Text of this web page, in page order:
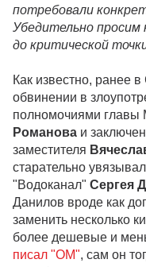
потребовали
Убедительно просим
до критической
Как известно,
обвинении в
полномочиями главы
Романова и
заместителя
старательно
"Водоканал" Сергея
Данилов вроде как
заменить несколько
более дешевые и
писал "ОМ", сам он